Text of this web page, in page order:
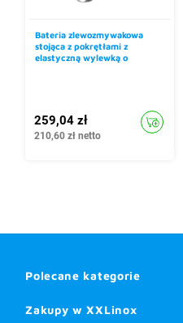
Bateria zlewozmywakowa
stojąca z pokrętłami z
elastyczną wylewką o
259,04 zł
210,60 zł netto
Zakupy w XXLinox
Polecane kategorie